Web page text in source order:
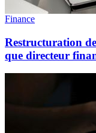
Finance
Restructuration
que directeur